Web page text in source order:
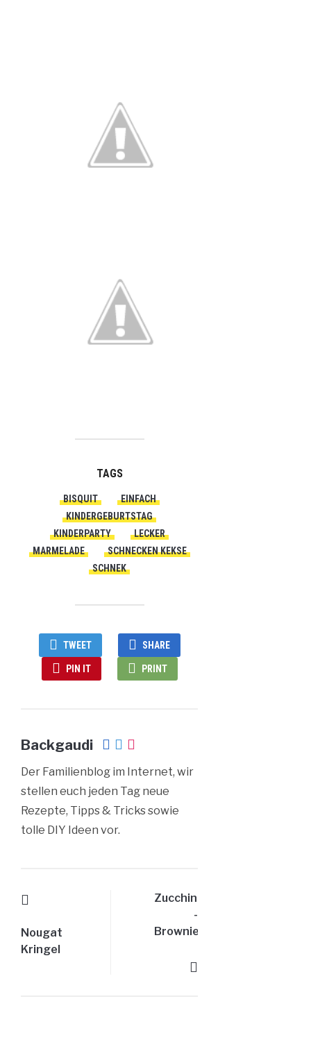
TAGS
BISQUIT
EINFACH
KINDERGEBURTSTAG
KINDERPARTY
LECKER
MARMELADE
SCHNECKEN KEKSE
SCHNEK
TWEET SHARE
PIN IT PRINT
Backgaudi
Der Familienblog im Internet, wir
stellen euch jeden Tag neue
Rezepte, Tipps & Tricks sowie
tolle DIY Ideen vor.
Nougat
Kringel
Zucchini
-
Brownies